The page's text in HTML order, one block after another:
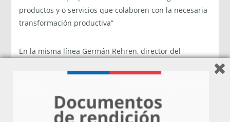
productos y o servicios que colaboren con la necesaria
transformación productiva”
En la misma línea Germán Rehren, director del
Innovación VIDCA UACh agregó, “Contribuir a la
Región es algo que nos preocupa y ocupa desde
siempre como Universidad. Y vimos aquí, gracias a